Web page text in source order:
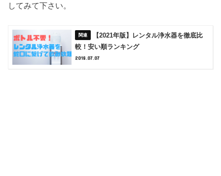
してみて下さい。
【2021年版】レンタル浄水器を徹底比
較！安い順ランキング
2018.07.07